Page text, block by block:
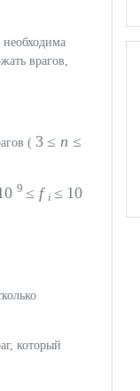
врагов,
( 3 ≤ n ≤
9 ≤ f i ≤ 10
который